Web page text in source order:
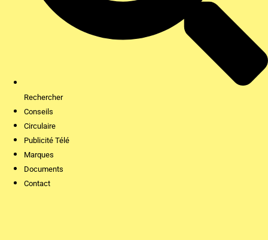
Rechercher
Conseils
Circulaire
Publicité Télé
Marques
Documents
Contact